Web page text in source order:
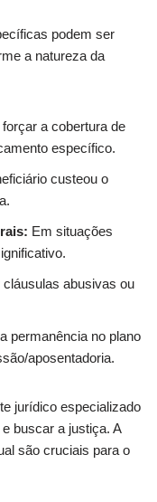
podem ser
a natureza da
forçar a cobertura de
específico.
custeou o
Em situações
abusivas ou
permanência no plano
aposentadoria.
jurídico especializado
buscar a justiça. A
são cruciais para o